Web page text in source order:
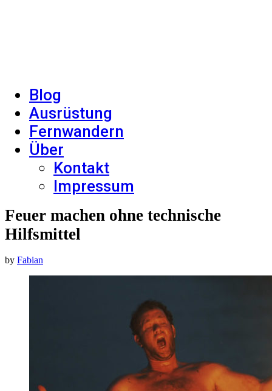
Blog
Ausrüstung
Fernwandern
Über
Kontakt
Impressum
Feuer machen ohne technische
Hilfsmittel
by Fabian